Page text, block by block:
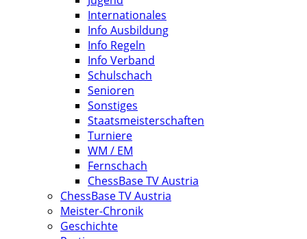
Internationales
Info Ausbildung
Info Regeln
Info Verband
Schulschach
Senioren
Sonstiges
Staatsmeisterschaften
Turniere
WM / EM
Fernschach
ChessBase TV Austria
ChessBase TV Austria
Meister-Chronik
Geschichte